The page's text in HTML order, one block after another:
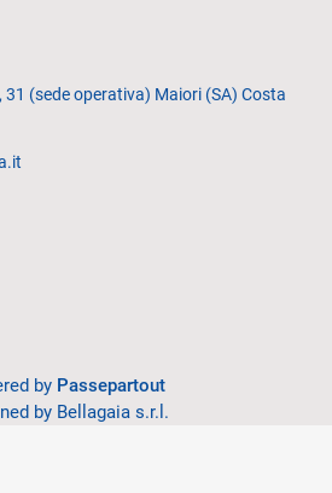
31 (sede operativa) Maiori (SA) Costa
by Passepartout
by Bellagaia s.r.l.